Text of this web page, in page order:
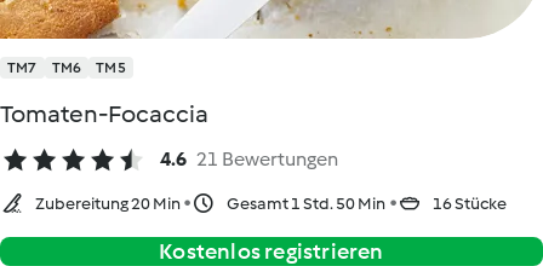
TM7 TM6 TM5
Tomaten-Focaccia
4.6 21 Bewertungen
Zubereitung 20 Min Gesamt 1 Std. 50 Min 16 Stücke
Kostenlos registrieren